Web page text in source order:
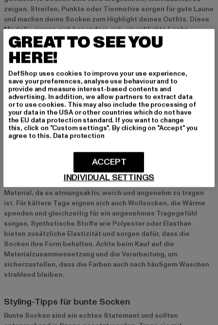
zeigen. Streifen, Punkte oder Tiermotive sorgen für gute Laune
und machen deine Socken zum Highlight deines Outfits. Diese
Modelle eignen sich besonders gut, um schlichte Looks
aufzupeppen oder einen farblichen Kontrast zu schaffen.
Socken mit lustigen Motiven und Sprüchen
Socken mit lustigen Motiven oder witzigen Sprüchen sind ideal
für alle, die Spaß an Mode haben und ihre humorvolle Seite
zeigen möchten. Ob Comicfiguren, bunte Früchte oder freche
Statements – diese Socken bringen garantiert ein Lächeln auf
das Gesicht und eignen sich perfekt für legere Anlässe oder als
Geschenk für Freunde.
Materialien und Qualität bei bunten Socken
Bunte Socken gibt es in verschiedenen Materialien, die je nach
Jahreszeit und Anlass variieren. Baumwolle ist das beliebteste
Material, da es atmungsaktiv, weich und angenehm zu tragen
ist. Für kältere Tage eignen sich auch Wollsocken, die Wärme
spenden und gleichzeitig für ein angenehmes Tragegefühl
sorgen. Synthetische Stoffe wie Polyester oder Elasthan
bieten zusätzliche Elastizität und sorgen dafür, dass die
Socken ihre Form behalten. Achte beim Kauf auf die
Materialzusammensetzung und die Verarbeitung, um
sicherzustellen, dass die Farben auch nach häufigem Waschen
strahlend bleiben.
Styling-Tipps für bunte Socken
Bunte Socken sind ein echtes Statement und sollten
GREAT TO SEE YOU
HERE!
DefShop uses cookies to improve your use experience,
save your preferences, analyse use behaviour and to
provide and measure interest-based contents and
advertising. In addition, we allow partners to extract data
or to use cookies. This may also include the processing of
your data in the USA or other countries which do not have
the EU data protection standard. If you want to change
this, click on "Custom settings". By clicking on "Accept" you
agree to this. Data protection
INDIVIDUAL SETTINGS
ACCEPT